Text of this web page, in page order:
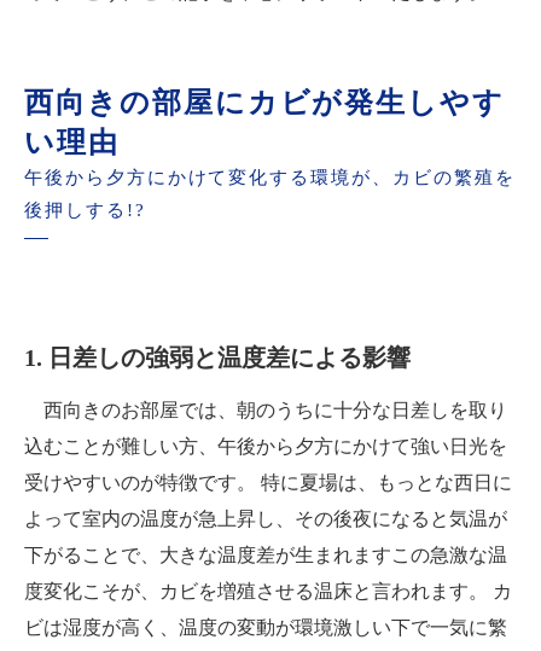
西向きの部屋にカビが発生しやす
い理由
午後から夕方にかけて変化する環境が、カビの繁殖を
後押しする!?
1. 日差しの強弱と温度差による影響
西向きのお部屋では、朝のうちに十分な日差しを取り
込むことが難しい方、午後から夕方にかけて強い日光を
受けやすいのが特徴です。 特に夏場は、もっとな西日に
よって室内の温度が急上昇し、その後夜になると気温が
下がることで、大きな温度差が生まれますこの急激な温
度変化こそが、カビを増殖させる温床と言われます。 カ
ビは湿度が高く、温度の変動が環境激しい下で一気に繁